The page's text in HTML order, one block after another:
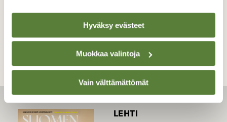
Hyväksy evästeet
Muokkaa valintoja
Vain välttämättömät
LEHTI